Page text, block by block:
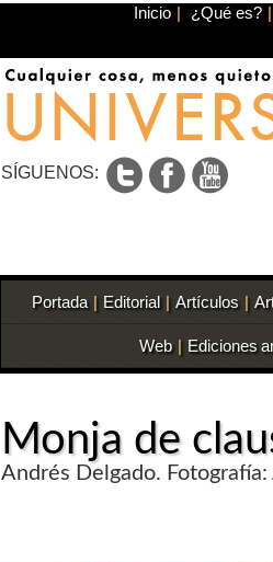
Inicio | ¿Qué es? |
SÍGUENOS:
Portada | Editorial | Artículos |
Web | Ediciones
Monja de
Andrés Delgado.